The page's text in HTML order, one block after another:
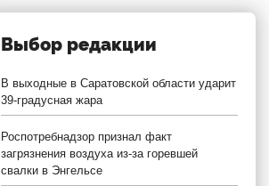
Выбор редакции
В выходные в Саратовской области ударит
39-градусная жара
Роспотребнадзор признал факт
загрязнения воздуха из-за горевшей
свалки в Энгельсе